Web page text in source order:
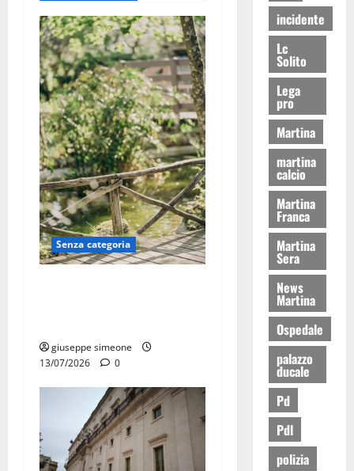
Senza categoria
giuseppe simeone
13/07/2026
0
incidente
Lc
Solito
Lega
pro
Martina
martina
calcio
Martina
Franca
Martina
Sera
News
Martina
Ospedale
palazzo
ducale
Pd
Pdl
polizia